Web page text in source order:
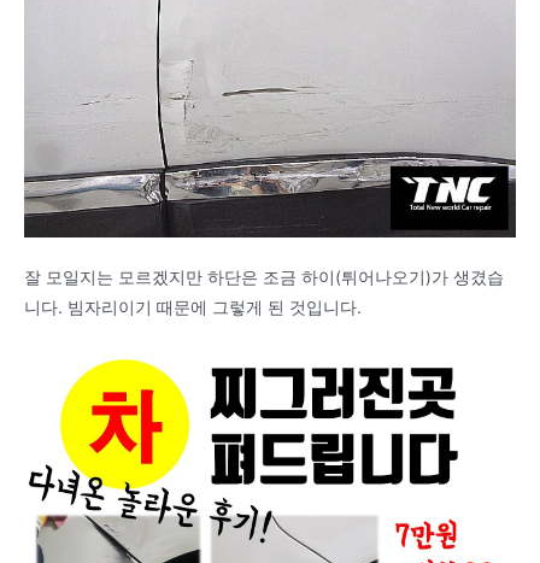
잘 모일지는 모르겠지만 하단은 조금 하이(튀어나오기)가 생겼습
니다. 빔자리이기 때문에 그렇게 된 것입니다.